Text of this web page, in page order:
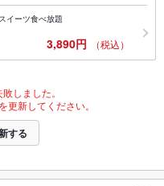
イーツ食べ放題
3,890円 （税込）
しました。
更新してください。
する